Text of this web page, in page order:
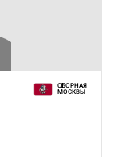
СБОРНАЯ
МОСКВЫ